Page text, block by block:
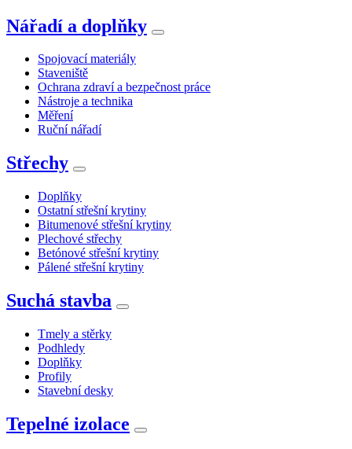
Nářadí a doplňky
Spojovací materiály
Staveniště
Ochrana zdraví a bezpečnost práce
Nástroje a technika
Měření
Ruční nářadí
Střechy
Doplňky
Ostatní střešní krytiny
Bitumenové střešní krytiny
Plechové střechy
Betónové střešní krytiny
Pálené střešní krytiny
Suchá stavba
Tmely a stěrky
Podhledy
Doplňky
Profily
Stavební desky
Tepelné izolace